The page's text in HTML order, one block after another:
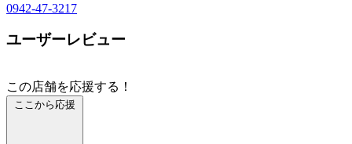
0942-47-3217
ユーザーレビュー
この店舗を応援する！
ここから応援